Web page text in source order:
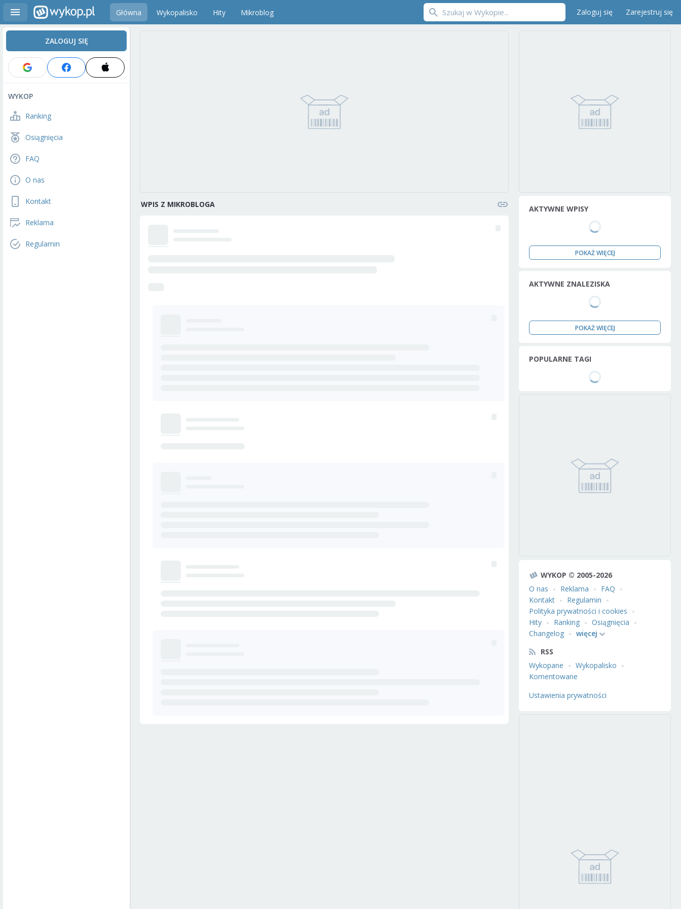
Główna Wykopalisko Hity Mikroblog Zaloguj się Zarejestruj się
ZALOGUJ SIĘ
WYKOP
Ranking
Osiągnięcia
FAQ
O nas
Kontakt
Reklama
Regulamin
WPIS Z MIKROBLOGA AKTYWNE WPISY
POKAŻ WIĘCEJ
AKTYWNE ZNALEZISKA
POKAŻ WIĘCEJ
POPULARNE TAGI
WYKOP © 2005-2026
O nas
Reklama
FAQ
Kontakt
Regulamin
Polityka prywatności i cookies
Hity
Ranking
Osiągnięcia
Changelog
więcej
RSS
Wykopane
Wykopalisko
Komentowane
Ustawienia prywatności